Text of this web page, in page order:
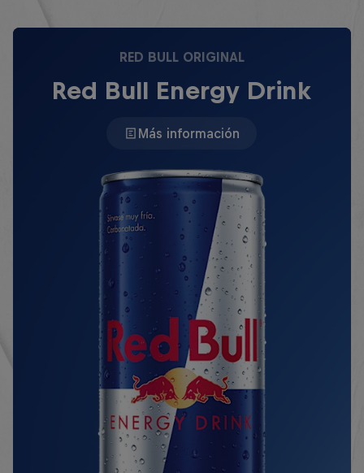
RED BULL ORIGINAL
Red Bull Energy Drink
Más información